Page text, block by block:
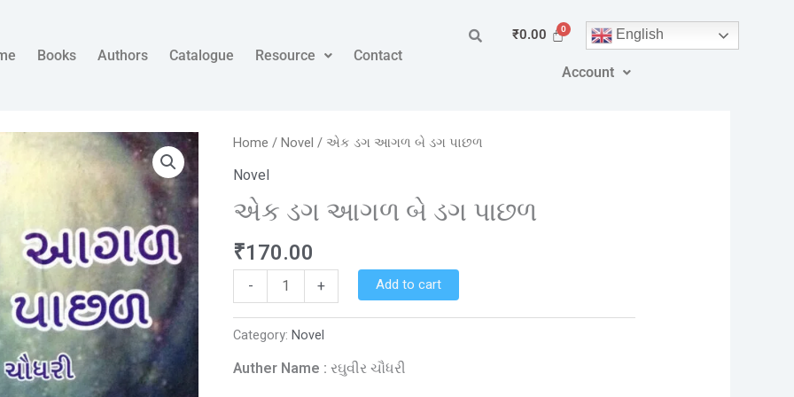
Books Authors Catalogue Resource Contact
₹0.00 English
Account
Home /Novel / એક ડગ આગળ બે ડગ પાછળ
Novel
એક ડગ આગળ બે ડગ પાછળ
₹170.00
-
એક
ડગ
બે
પાછળ
quantity
+ Add to cart
Category:Novel
Auther Name : રઘુવીર ચૌધરી